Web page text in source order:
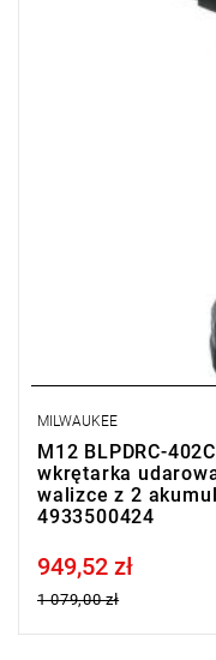
MILWAUKEE
M12 BLPDRC-
wkrętarka
walizce z 2
4933500424
Price tax included
949,52 zł
1 079,00 zł